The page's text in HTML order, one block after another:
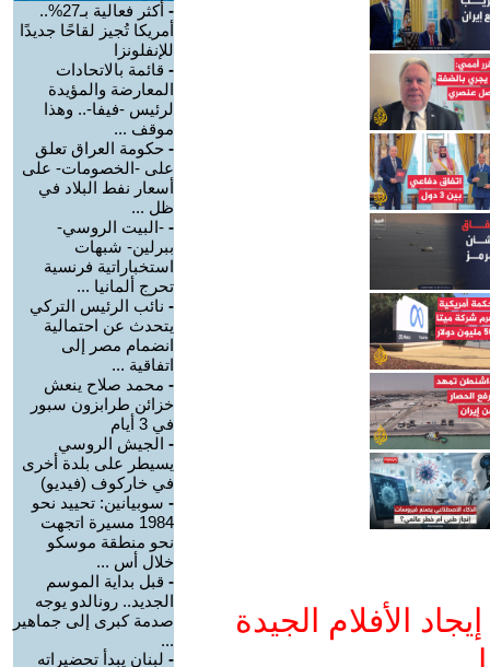
الأفلام الجيدة
-
أكثر فعالية بـ27%..
أمريكا تُجيز لقاحًا جديدًا
للإنفلونزا
- قائمة بالاتحادات
المعارضة والمؤيدة
لرئيس -فيفا-.. وهذا
موقف ...
- حكومة العراق تعلق
على -الخصومات- على
أسعار نفط البلاد في
ظل ...
- -البيت الروسي-
ببرلين- شبهات
استخباراتية فرنسية
تحرج ألمانيا ...
- نائب الرئيس التركي
يتحدث عن احتمالية
انضمام مصر إلى
اتفاقية ...
- محمد صلاح ينعش
خزائن طرابزون سبور
في 3 أيام
- الجيش الروسي
يسيطر على بلدة أخرى
في خاركوف (فيديو)
- سوبيانين: تحييد نحو
1984 مسيرة اتجهت
نحو منطقة موسكو
خلال أس ...
- قبل بداية الموسم
الجديد.. رونالدو يوجه
صدمة كبرى إلى جماهير
...
- لبنان يبدأ تحضيراته